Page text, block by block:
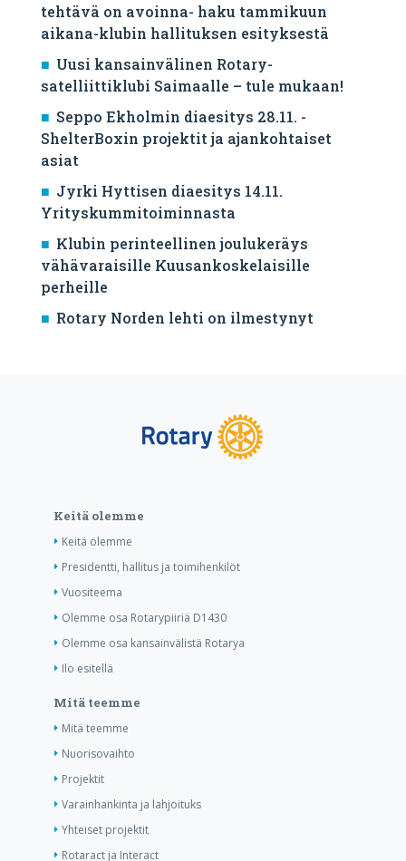
tehtävä on avoinna- haku tammikuun
aikana-klubin hallituksen esityksestä
Uusi kansainvälinen Rotary-
satelliittiklubi Saimaalle – tule mukaan!
Seppo Ekholmin diaesitys 28.11. -
ShelterBoxin projektit ja ajankohtaiset
asiat
Jyrki Hyttisen diaesitys 14.11.
Yrityskummitoiminnasta
Klubin perinteellinen joulukeräys
vähävaraisille Kuusankoskelaisille
perheille
Rotary Norden lehti on ilmestynyt
Keitä olemme
Keitä olemme
Presidentti, hallitus ja toimihenkilöt
Vuositeema
Olemme osa Rotarypiiriä D1430
Olemme osa kansainvälistä Rotarya
Ilo esitellä
Mitä teemme
Mitä teemme
Nuorisovaihto
Projektit
Varainhankinta ja lahjoituks
Yhteiset projektit
Rotaract ja Interact